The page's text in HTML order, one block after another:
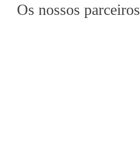
Os nossos parceiros